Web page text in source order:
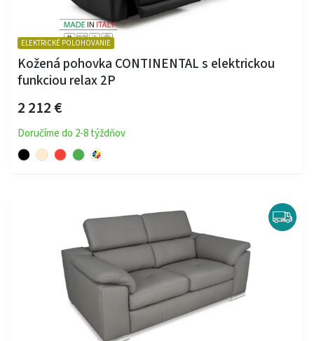
ELEKTRICKÉ POLOHOVANIE
Kožená pohovka CONTINENTAL s elektrickou
funkciou relax 2P
2 212 €
Doručíme do 2-8 týždňov